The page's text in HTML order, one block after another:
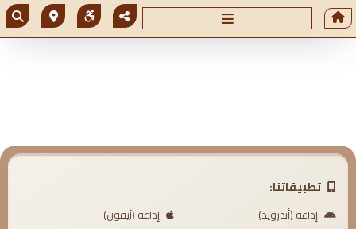
تطبيقاتنا:
إذاعة (أندرويد)
إذاعة (آيفون)